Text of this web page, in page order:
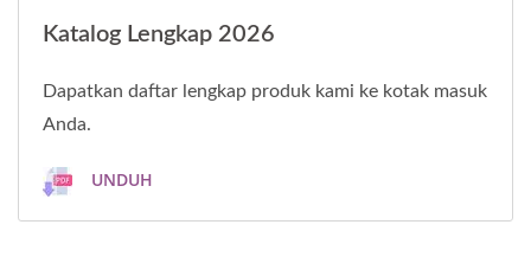
Katalog Lengkap 2026
Dapatkan daftar lengkap produk kami ke kotak masuk
Anda.
UNDUH